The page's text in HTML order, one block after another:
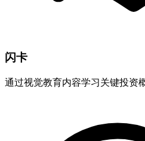
闪卡
通过视觉教育内容学习关键投资